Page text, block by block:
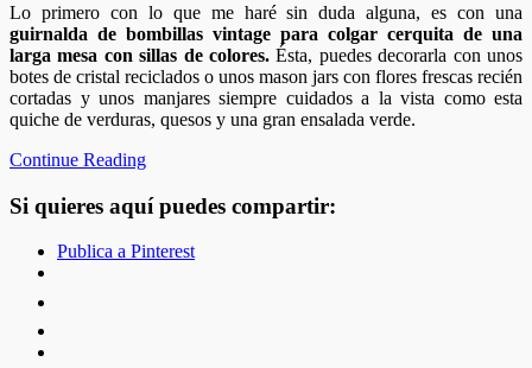
Lo primero con lo que me haré sin duda alguna, es con una
guirnalda de bombillas vintage para colgar cerquita de una
larga mesa con sillas de colores. Ésta, puedes decorarla con unos
botes de cristal reciclados o unos mason jars con flores frescas recién
cortadas y unos manjares siempre cuidados a la vista como esta
quiche de verduras, quesos y una gran ensalada verde.
Continue Reading
Si quieres aquí puedes compartir:
Publica a Pinterest